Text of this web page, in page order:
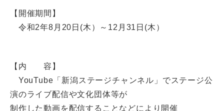
【開催期間】
令和2年8月20日(木）～12月31日(木）
【内 容】
YouTube「新潟ステージチャンネル」でステージ公
演のライブ配信や文化団体等が
制作した動画を配信することなどにより開催